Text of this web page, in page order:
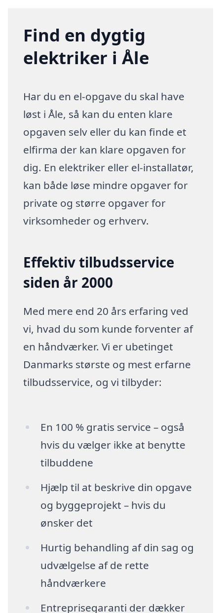
Find en dygtig
elektriker i Åle
Har du en el-opgave du skal have
løst i Åle, så kan du enten klare
opgaven selv eller du kan finde et
elfirma der kan klare opgaven for
dig. En elektriker eller el-installatør,
kan både løse mindre opgaver for
private og større opgaver for
virksomheder og erhverv.
Effektiv tilbudsservice
siden år 2000
Med mere end 20 års erfaring ved
vi, hvad du som kunde forventer af
en håndværker. Vi er ubetinget
Danmarks største og mest erfarne
tilbudsservice, og vi tilbyder:
En 100 % gratis service – også
hvis du vælger ikke at benytte
tilbuddene
Hjælp til at beskrive din opgave
og byggeprojekt – hvis du
ønsker det
Hurtig behandling af din sag og
udvælgelse af de rette
håndværkere
Entreprisegaranti der dækker